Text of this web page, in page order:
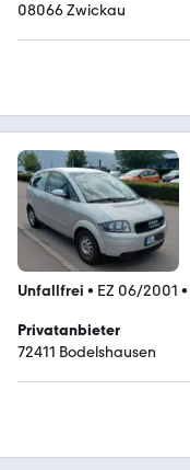
08066 Zwickau
Unfallfrei • EZ 06/2001 •
Privatanbieter
72411 Bodelshausen